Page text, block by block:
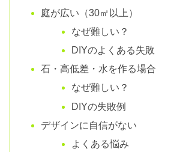
庭が広い（30㎡以上）
なぜ難しい？
DIYのよくある失敗
石・高低差・水を作る場合
なぜ難しい？
DIYの失敗例
デザインに自信がない
よくある悩み